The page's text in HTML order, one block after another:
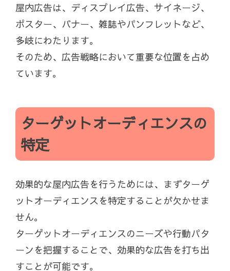
屋内広告は、ディスプレイ広告、サイネージ、
ポスター、バナー、雑誌やパンフレットなど、
多岐にわたります。
そのため、広告戦略において重要な位置を占め
ています。
ターゲットオーディエンスの
特定
効果的な屋内広告を行うためには、まずターゲ
ットオーディエンスを特定することが欠かせま
せん。
ターゲットオーディエンスのニーズや行動パタ
ーンを把握することで、効果的な広告を打ち出
すことが可能です。